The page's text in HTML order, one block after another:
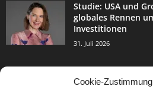
Cookie-
Studie: USA und
globales Rennen
Investitionen
31. Juli 2026